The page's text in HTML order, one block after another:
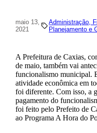
maio 13,
2021
Administração,
Planejamento e
A Prefeitura de Caxias,
de maio, também vai
funcionalismo municipal.
atividade econômica em
foi diferente. Com isso, a
pagamento do
foi feito pelo Prefeito de
ao Programa A Hora do